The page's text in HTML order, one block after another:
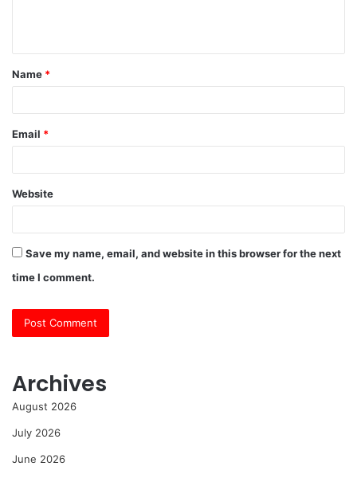
t
*
Name *
Email *
Website
Save my name, email, and website in this browser for the next
time I comment.
Archives
August 2026
July 2026
June 2026